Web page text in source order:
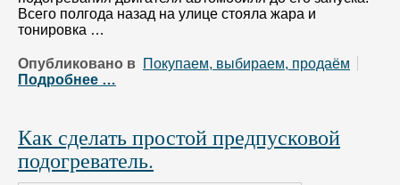
Всего полгода назад на улице стояла жара и
тонировка …
Опубликовано в Покупаем, выбираем, продаём
Подробнее …
Как сделать простой предпусковой
подогреватель.